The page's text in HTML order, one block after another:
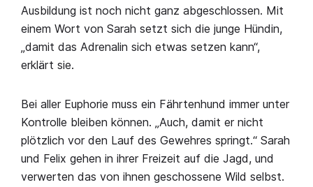
Ausbildung ist noch nicht ganz abgeschlossen. Mit
einem Wort von Sarah setzt sich die junge Hündin,
„damit das Adrenalin sich etwas setzen kann“,
erklärt sie.
Bei aller Euphorie muss ein Fährtenhund immer unter
Kontrolle bleiben können. „Auch, damit er nicht
plötzlich vor den Lauf des Gewehres springt.“ Sarah
und Felix gehen in ihrer Freizeit auf die Jagd, und
verwerten das von ihnen geschossene Wild selbst.